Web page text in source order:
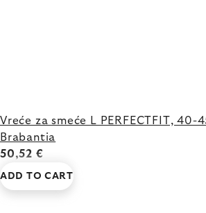
Vreće za smeće L PERFECTFIT, 40-
Brabantia
50,52 €
ADD TO CART